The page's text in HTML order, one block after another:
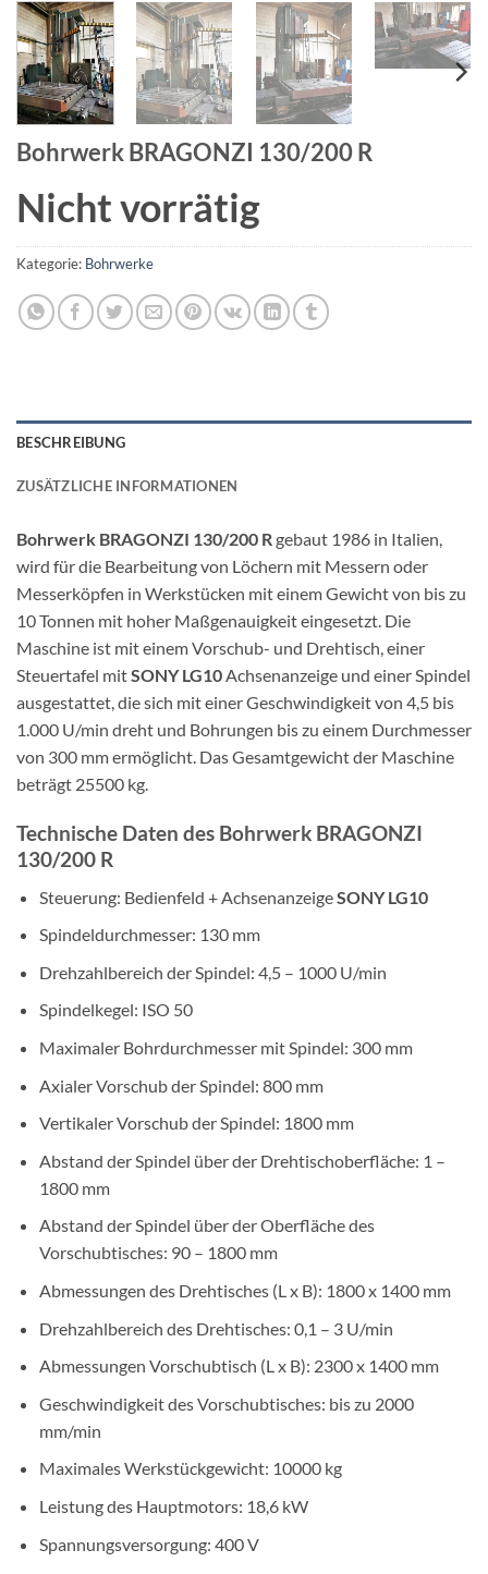
Bohrwerk BRAGONZI 130/200 R
Nicht vorrätig
Kategorie: Bohrwerke
BESCHREIBUNG
ZUSÄTZLICHE INFORMATIONEN
Bohrwerk BRAGONZI 130/200 Rgebaut 1986 in Italien,
wird für die Bearbeitung von Löchern mit Messern oder
Messerköpfen in Werkstücken mit einem Gewicht von bis zu
10 Tonnen mit hoher Maßgenauigkeit eingesetzt. Die
Maschine ist mit einem Vorschub- und Drehtisch, einer
Steuertafel mitSONY LG10Achsenanzeige und einer Spindel
ausgestattet, die sich mit einer Geschwindigkeit von 4,5 bis
1.000 U/min dreht und Bohrungen bis zu einem Durchmesser
von 300 mm ermöglicht. Das Gesamtgewicht der Maschine
beträgt 25500 kg.
Technische Daten des Bohrwerk BRAGONZI
130/200 R
Steuerung: Bedienfeld + AchsenanzeigeSONY LG10
Spindeldurchmesser: 130 mm
Drehzahlbereich der Spindel: 4,5 – 1000 U/min
Spindelkegel: ISO 50
Maximaler Bohrdurchmesser mit Spindel: 300 mm
Axialer Vorschub der Spindel: 800 mm
Vertikaler Vorschub der Spindel: 1800 mm
Abstand der Spindel über der Drehtischoberfläche: 1 –
1800 mm
Abstand der Spindel über der Oberfläche des
Vorschubtisches: 90 – 1800 mm
Abmessungen des Drehtisches (L x B): 1800 x 1400 mm
Drehzahlbereich des Drehtisches: 0,1 – 3 U/min
Abmessungen Vorschubtisch (L x B): 2300 x 1400 mm
Geschwindigkeit des Vorschubtisches: bis zu 2000
mm/min
Maximales Werkstückgewicht: 10000 kg
Leistung des Hauptmotors: 18,6 kW
Spannungsversorgung: 400 V